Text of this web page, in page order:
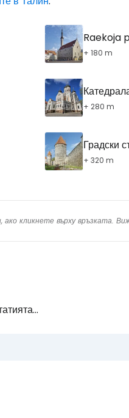
Raekoja
+ 180 m
+ 280 m
Градски
+ 320 m
кликнете върху връзката.